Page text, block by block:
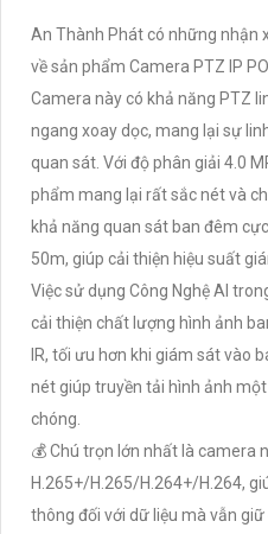
An Thành Phát có những nhận
về sản phẩm Camera PTZ IP
Camera này có khả năng PTZ
ngang xoay dọc, mang lại sự
quan sát. Với độ phân giải 4.0
phẩm mang lại rất sắc nét và
khả năng quan sát ban đêm
50m, giúp cải thiện hiệu suất
Việc sử dụng Công Nghệ AI
cải thiện chất lượng hình ảnh
IR, tối ưu hơn khi giám sát vào
nét giúp truyền tải hình ảnh
chóng.
💰 Chú trọn lớn nhất là camera
H.265+/H.265/H.264+/H.264,
thông đối với dữ liệu mà vẫn